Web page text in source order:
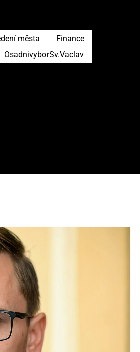
města
Finance
OsadnivyborSv.Vaclav